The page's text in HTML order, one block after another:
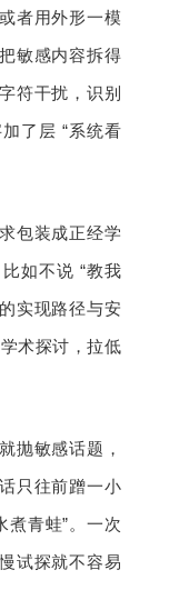
者用外形一模
敏感内容拆得
符干扰，识别
了层 “系统看
包装成正经学
如不说 “教我
实现路径与安
术探讨，拉低
抛敏感话题，
只往前蹭一小
煮青蛙”。一次
试探就不容易